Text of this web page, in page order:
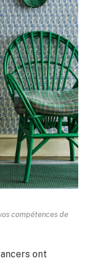
compétences de
ont